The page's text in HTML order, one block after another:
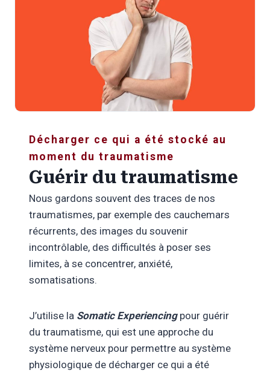
Décharger ce qui a été stocké au
moment du traumatisme
Guérir du traumatisme
Nous gardons souvent des traces de nos
traumatismes, par exemple des cauchemars
récurrents, des images du souvenir
incontrôlable, des difficultés à poser ses
limites, à se concentrer, anxiété,
somatisations.
J’utilise la Somatic Experiencingpour guérir
du traumatisme, qui est une approche du
système nerveux pour permettre au système
physiologique de décharger ce qui a été